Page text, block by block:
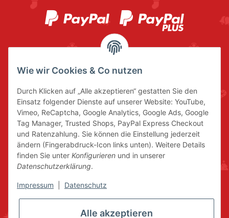
Wie wir Cookies & Co nutzen
Durch Klicken auf „Alle akzeptieren“ gestatten Sie den
Einsatz folgender Dienste auf unserer Website: YouTube,
Vimeo, ReCaptcha, Google Analytics, Google Ads, Google
Tag Manager, Trusted Shops, PayPal Express Checkout
und Ratenzahlung. Sie können die Einstellung jederzeit
ändern (Fingerabdruck-Icon links unten). Weitere Details
finden Sie unter Konfigurieren und in unserer
Datenschutzerklärung.
Impressum Datenschutz
Alle akzeptieren